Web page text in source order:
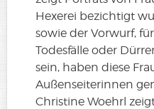
Hexerei bezichtigt
sowie der Vorwurf,
Todesfälle oder
sein, haben diese
Außenseiterinnen
Christine Woehrl